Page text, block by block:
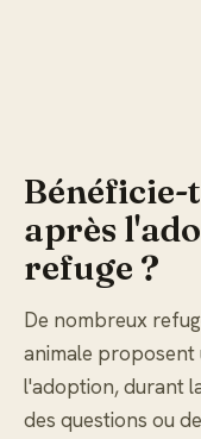
Bénéficie-
après
refuge ?
De nombreux
animale proposent
l'adoption, durant
des questions ou